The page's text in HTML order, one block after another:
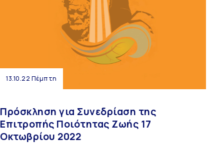
13.10.22 Πέμπτη
Πρόσκληση για Συνεδρίαση της
Επιτροπής Ποιότητας Ζωής 17
Οκτωβρίου 2022